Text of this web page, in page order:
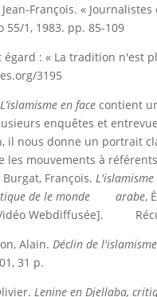
Jean-François. «
55/1, 1983. pp. 85-109
égard : « La tradition n'est
3195
L’islamisme en face contient
enquêtes et
il nous donne un portrait
les mouvements à
François. L'islamisme
de le monde arabe,
Webdiffusée].
Alain. Déclin de
31 p.
Lenine en Djellaba,